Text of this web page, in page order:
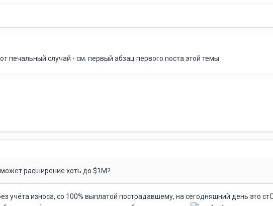
печальный случай - см. первый абзац первого поста этой темы
расширение хоть до $1М?
учёта износа, со 100% выплатой пострадавшему, на сегодняшний день это